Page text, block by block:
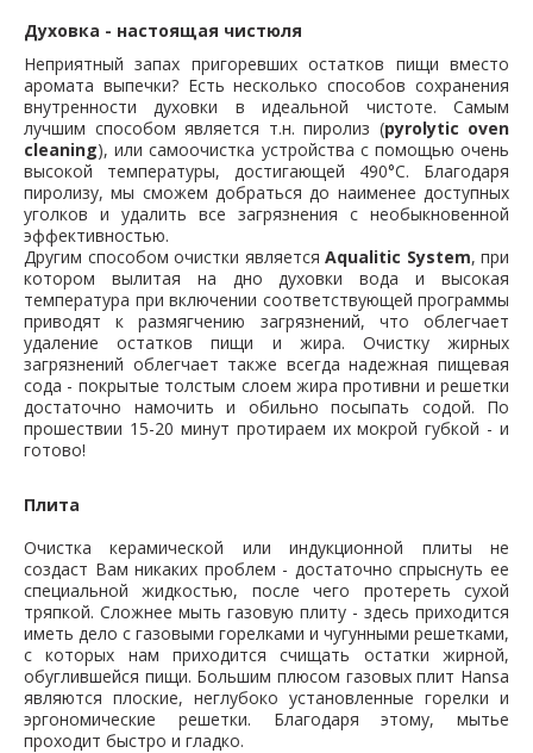
Духовка - настоящая чистюля
Неприятный запах пригоревших остатков пищи вместо
аромата выпечки? Есть несколько способов сохранения
внутренности духовки в идеальной чистоте. Самым
лучшим способом является т.н. пиролиз (pyrolytic oven
cleaning), или самоочистка устройства с помощью очень
высокой температуры, достигающей 490°C. Благодаря
пиролизу, мы сможем добраться до наименее доступных
уголков и удалить все загрязнения с необыкновенной
эффективностью.
Другим способом очистки является Aqualitic System, при
котором вылитая на дно духовки вода и высокая
температура при включении соответствующей программы
приводят к размягчению загрязнений, что облегчает
удаление остатков пищи и жира. Очистку жирных
загрязнений облегчает также всегда надежная пищевая
сода - покрытые толстым слоем жира противни и решетки
достаточно намочить и обильно посыпать содой. По
прошествии 15-20 минут протираем их мокрой губкой - и
готово!
Плита
Очистка керамической или индукционной плиты не
создаст Вам никаких проблем - достаточно спрыснуть ее
специальной жидкостью, после чего протереть сухой
тряпкой. Сложнее мыть газовую плиту - здесь приходится
иметь дело с газовыми горелками и чугунными решетками,
с которых нам приходится счищать остатки жирной,
обуглившейся пищи. Большим плюсом газовых плит Hansa
являются плоские, неглубоко установленные горелки и
эргономические решетки. Благодаря этому, мытье
проходит быстро и гладко.